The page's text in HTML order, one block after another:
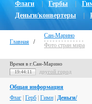
Флаги Гербы
Деньги/конвертеры
Главная /
Сан-Марино
Фото стран мира
Время в г.Сан-Марино
19:44:12 другой город
Общая информация
Флаг Герб Гимн Деньги/